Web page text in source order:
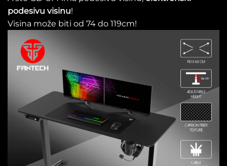
podesivu visinu!
Visina može biti od 74 do 119cm!